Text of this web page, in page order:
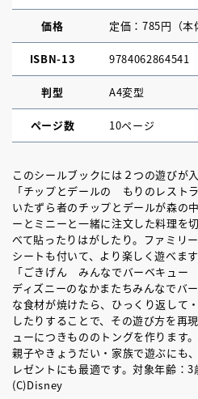
価格 定価：785円（本
ISBN-13 9784062864541
判型 A4変型
ページ数 10ページ
このシールブックには２つの遊びが入
「チップとデールの もりのレストラ
いたずら者のチップとデールが森の
ーとミニーと一緒に注文した料理を
べて貼ったりはがしたり。ファミリ
シートも付いて、より楽しく遊べます
「ごきげん みんなでバーベキュー
ディズニーのなかまたちみんなでバ
な食材が焼けたら、ひっくり返して
したりすることで、その遊び方を再
ューにつきもののトングを作ります。
親子やきょうだい・家族で遊ぶにも
レゼントにも最適です。対象年齢：3
(C)Disney